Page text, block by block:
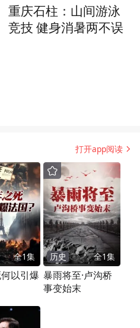
重庆石柱：山间游泳
竞技 健身消暑两不误
打开app阅读
全1集
以引爆
历史 全1集
暴雨将至·卢沟桥
事变始末